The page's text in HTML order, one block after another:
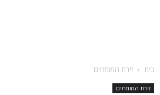
בית זירת המומחים
זירת המומחים